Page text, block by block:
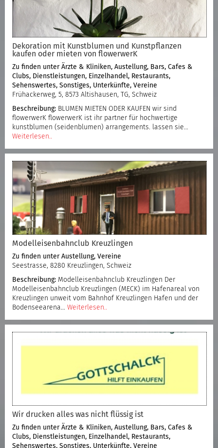
Dekoration mit Kunstblumen und Kunstpflanzen
kaufen oder mieten von flowerwerK
Zu finden unter Ärzte & Kliniken, Austellung, Bars, Cafes &
Clubs, Dienstleistungen, Einzelhandel, Restaurants,
Sehenswertes, Sonstiges, Unterkünfte, Vereine
Frühackerweg, 5, 8573 Altishausen, TG, Schweiz
Beschreibung: BLUMEN MIETEN ODER KAUFEN wir sind
flowerwerK flowerwerK ist ihr partner für hochwertige
kunstblumen (seidenblumen) arrangements. lassen sie…
Weiterlesen..
Modelleisenbahnclub Kreuzlingen
Zu finden unter Austellung, Vereine
Seestrasse, 8280 Kreuzlingen, Schweiz
Beschreibung: Modelleisenbahnclub Kreuzlingen Der
Modelleisenbahnclub Kreuzlingen (MECK) im Hafenareal von
Kreuzlingen unweit vom Bahnhof Kreuzlingen Hafen und der
Bodenseearena… Weiterlesen..
Wir drucken alles was nicht flüssig ist
Zu finden unter Ärzte & Kliniken, Austellung, Bars, Cafes &
Clubs, Dienstleistungen, Einzelhandel, Restaurants,
Sehenswertes, Sonstiges, Unterkünfte, Vereine